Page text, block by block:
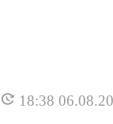
18:38